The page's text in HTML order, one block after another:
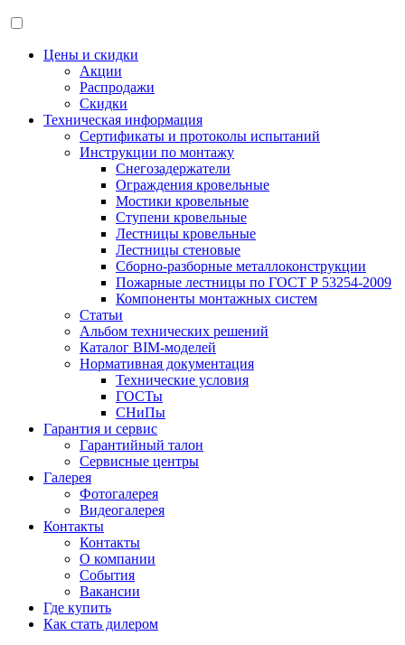
Цены и скидки
Акции
Распродажи
Скидки
Техническая информация
Сертификаты и протоколы испытаний
Инструкции по монтажу
Снегозадержатели
Ограждения кровельные
Мостики кровельные
Ступени кровельные
Лестницы кровельные
Лестницы стеновые
Сборно-разборные металлоконструкции
Пожарные лестницы по ГОСТ Р 53254-2009
Компоненты монтажных систем
Статьи
Альбом технических решений
Каталог BIM-моделей
Нормативная документация
Технические условия
ГОСТы
СНиПы
Гарантия и сервис
Гарантийный талон
Сервисные центры
Галерея
Фотогалерея
Видеогалерея
Контакты
Контакты
О компании
События
Вакансии
Где купить
Как стать дилером